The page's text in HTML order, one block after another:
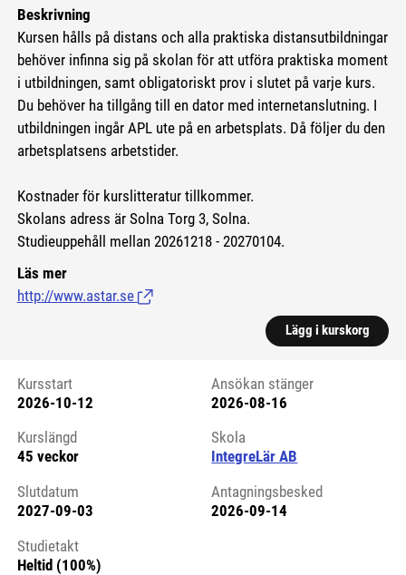
Beskrivning
Kursen hålls på distans och alla praktiska distansutbildningar
behöver infinna sig på skolan för att utföra praktiska moment
i utbildningen, samt obligatoriskt prov i slutet på varje kurs.
Du behöver ha tillgång till en dator med internetanslutning. I
utbildningen ingår APL ute på en arbetsplats. Då följer du den
arbetsplatsens arbetstider.
Kostnader för kurslitteratur tillkommer.
Skolans adress är Solna Torg 3, Solna.
Studieuppehåll mellan 20261218 - 20270104.
Läs mer
http://www.astar.se (Länk till extern sida.)
Lägg i kurskorg
Kursstart 6166775
Kursstart
2026-10-12
Ansökan stänger
2026-08-16
Kurslängd
45 veckor
Skola
IntegreLär AB
Slutdatum
2027-09-03
Antagningsbesked
2026-09-14
Studietakt
Heltid (100%)